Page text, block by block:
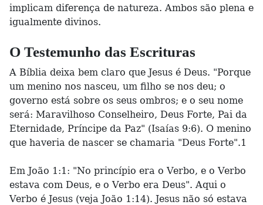
implicam diferença de natureza. Ambos são plena e
igualmente divinos.
O Testemunho das Escrituras
A Bíblia deixa bem claro que Jesus é Deus. "Porque
um menino nos nasceu, um filho se nos deu; o
governo está sobre os seus ombros; e o seu nome
será: Maravilhoso Conselheiro, Deus Forte, Pai da
Eternidade, Príncipe da Paz" (Isaías 9:6). O menino
que haveria de nascer se chamaria "Deus Forte".1
Em João 1:1: "No princípio era o Verbo, e o Verbo
estava com Deus, e o Verbo era Deus". Aqui o
Verbo é Jesus (veja João 1:14). Jesus não só estava